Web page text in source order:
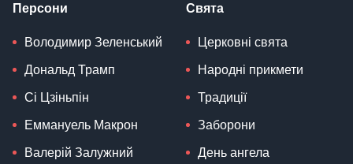
Персони
Володимир Зеленський
Дональд Трамп
Сі Цзіньпін
Еммануель Макрон
Валерій Залужний
Свята
Церковні свята
Народні прикмети
Традиції
Заборони
День ангела